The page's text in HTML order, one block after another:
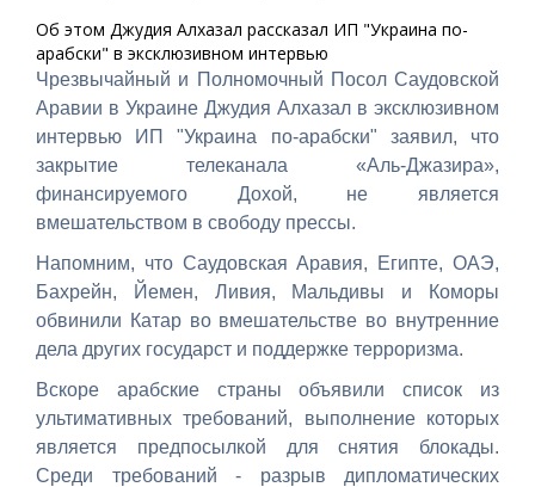
Об этом Джудия Алхазал рассказал ИП "Украина по-
арабски" в эксклюзивном интервью
Чрезвычайный и Полномочный Посол Саудовской
Аравии в Украине Джудия Алхазал в эксклюзивном
интервью ИП "Украина по-арабски" заявил, что
закрытие телеканала «Аль-Джазира»,
финансируемого Дохой, не является
вмешательством в свободу прессы.
Напомним, что Саудовская Аравия, Египте, ОАЭ,
Бахрейн, Йемен, Ливия, Мальдивы и Коморы
обвинили Катар во вмешательстве во внутренние
дела других государст и поддержке терроризма.
Вскоре арабские страны объявили список из
ультимативных требований, выполнение которых
является предпосылкой для снятия блокады.
Среди требований - разрыв дипломатических